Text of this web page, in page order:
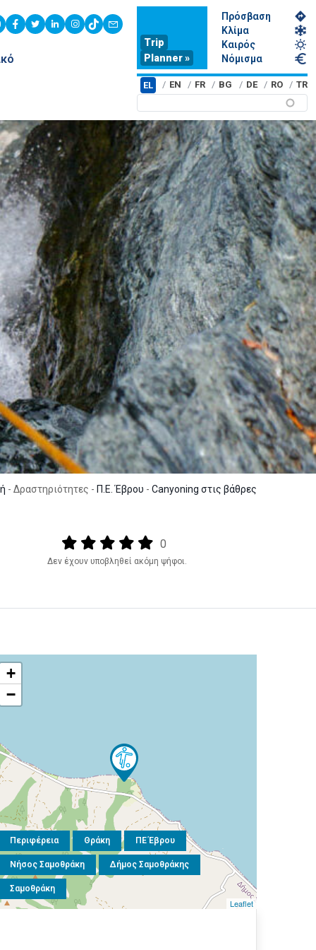
youtubefacebook
twitterlinkedininstagram
tiktokcontact
Trip
Planner »
Πρόσβαση
Κλίμα
Καιρός
Νόμισμα
EL EN FR BG DE RO TR
- Δραστηριότητες - Π.Ε. Έβρου - Canyoning στις βάθρες
Output format
(star)(star)(star)(star)(star)
0
Δεν έχουν υποβληθεί ακόμη ψήφοι.
Περιφέρεια Θράκη ΠΕ Έβρου
Νήσος Σαμοθράκη Δήμος Σαμοθράκης
Σαμοθράκη
+
−
Leaflet